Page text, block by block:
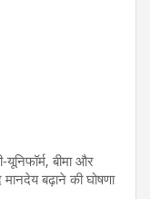
बीमा और
बढ़ाने की घोषणा